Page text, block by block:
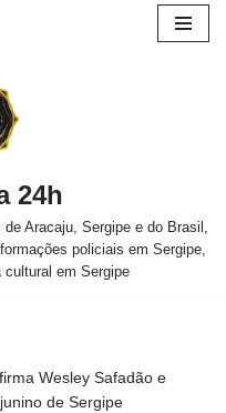
24h
Aracaju, Sergipe e do Brasil,
policiais em Sergipe,
cultural em Sergipe
Wesley Safadão e
de Sergipe